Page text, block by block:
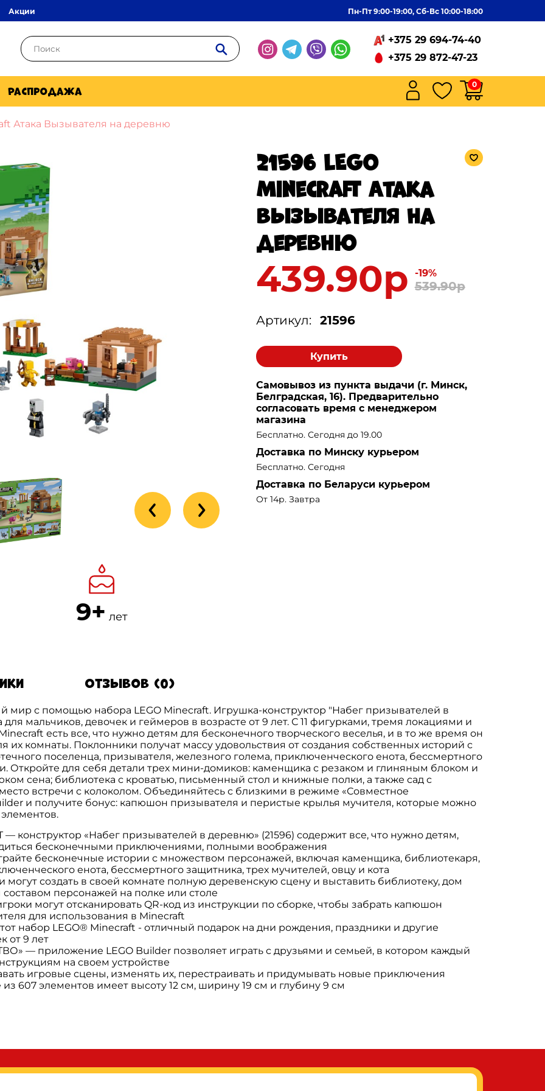
Акции Пн-Пт 9:00-19:00, Сб-Вс 10:00-18:00
+375 29 694-74-40
+375 29 872-47-23
Распродажа
0
Атака Вызывателя на деревню
21596 LEGO
Minecraft Атака
Вызывателя на
деревню
439.90р -19%
539.90р
Артикул: 21596
Купить
Самовывоз из пункта выдачи (г. Минск,
Белградская, 16). Предварительно
согласовать время с менеджером
магазина
Бесплатно. Сегодня до 19.00
Доставка по Минску курьером
Бесплатно. Сегодня
Доставка по Беларуси курьером
От 14р. Завтра
9+ лет
Отзывов (0)
мир с помощью набора LEGO Minecraft. Игрушка-конструктор "Набег призывателей в
мальчиков, девочек и геймеров в возрасте от 9 лет. С 11 фигурками, тремя локациями и
есть все, что нужно детям для бесконечного творческого веселья, и в то же время он
комнаты. Поклонники получат массу удовольствия от создания собственных историй с
поселенца, призывателя, железного голема, приключенческого енота, бессмертного
Откройте для себя детали трех мини-домиков: каменщика с резаком и глиняным блоком и
сена; библиотека с кроватью, письменный стол и книжные полки, а также сад с
встречи с колоколом. Объединяйтесь с близкими в режиме «Совместное
и получите бонус: капюшон призывателя и перистые крылья мучителя, которые можно
«Набег призывателей в деревню» (21596) содержит все, что нужно детям,
бесконечными приключениями, полными воображения
бесконечные истории с множеством персонажей, включая каменщика, библиотекаря,
енота, бессмертного защитника, трех мучителей, овцу и кота
создать в своей комнате полную деревенскую сцену и выставить библиотеку, дом
персонажей на полке или столе
могут отсканировать QR-код из инструкции по сборке, чтобы забрать капюшон
для использования в Minecraft
LEGO® Minecraft - отличный подарок на дни рождения, праздники и другие
от 9 лет
приложение LEGO Builder позволяет играть с друзьями и семьей, в котором каждый
на своем устройстве
игровые сцены, изменять их, перестраивать и придумывать новые приключения
607 элементов имеет высоту 12 см, ширину 19 см и глубину 9 см